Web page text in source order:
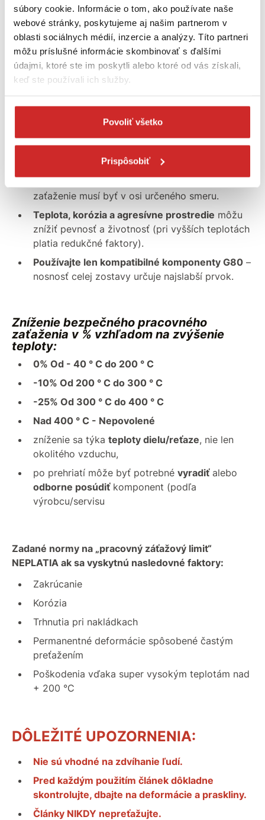
súbory cookie. Informácie o tom, ako používate naše
webové stránky, poskytujeme aj našim partnerom v
oblasti sociálnych médií, inzercie a analýzy. Títo partneri
môžu príslušné informácie skombinovať s ďalšími
údajmi, ktoré ste im poskytli alebo ktoré od vás získali,
keď ste používali ich služby.
Povoliť všetko
Prispôsobiť
ramenách – výsledná nosnosť zostavy sa môže
znížiť.
Dynamické účinky (rázy, trhanie, prudké
rozbehy/stopky, kyv bremena)môžu spôsobiť
krátkodobé preťaženie.
Nerovnomerné rozloženie bremena
bezpečné zaťaženie.
poškodiť článok – používajte chrániče hrán a
správne dosadacie plochy.
zaťaženie musí byť v osi určeného smeru.
Teplota, korózia a agresívne prostredie môžu
znížiť pevnosť a životnosť (pri vyšších teplotách
platia redukčné faktory).
Používajte len kompatibilné komponenty G80 –
nosnosť celej zostavy určuje najslabší prvok.
Zníženie bezpečného pracovného
zaťaženia v % vzhľadom na zvýšenie
teploty:
0% Od - 40 ° C do 200 ° C
-10% Od 200 ° C do 300 ° C
-25% Od 300 ° C do 400 ° C
Nad 400 ° C - Nepovolené
zníženie sa týka teploty dielu/reťaze, nie len
okolitého vzduchu,
po prehriatí môže byť potrebné vyradiťalebo
odborne posúdiťkomponent (podľa
výrobcu/servisu
Zadané normy na „pracovný záťažový limit“
NEPLATIA ak sa vyskytnú nasledovné faktory:
Zakrúcanie
Korózia
Trhnutia pri nakládkach
Permanentné deformácie spôsobené častým
preťažením
Poškodenia vďaka super vysokým teplotám nad
+ 200 °C
DÔLEŽITÉ UPOZORNENIA:
Nie sú vhodné na zdvíhanie ľudí.
Pred každým použitím článek dôkladne
skontrolujte, dbajte na deformácie a praskliny.
Články NIKDY nepreťažujte.